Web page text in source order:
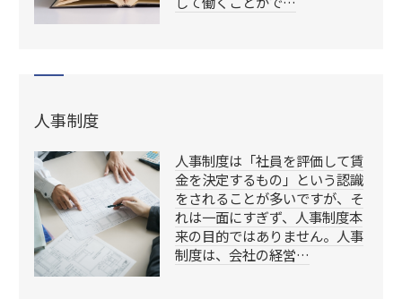
人事制度
人事制度は「社員を評価して賃
金を決定するもの」という認識
をされることが多いですが、そ
れは一面にすぎず、人事制度本
来の目的ではありません。人事
制度は、会社の経営…